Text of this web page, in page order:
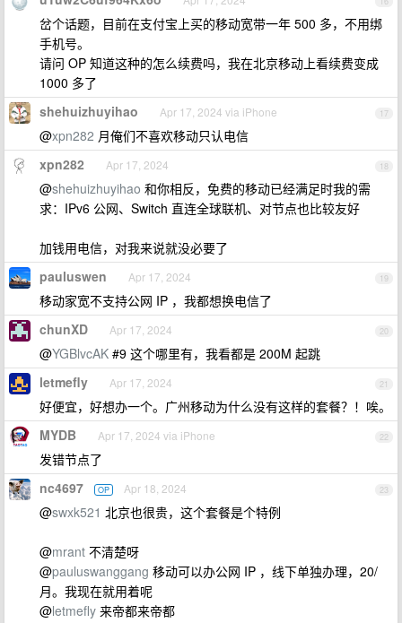
岔个话题，目前在支付宝上买的移动宽带一年 500 多，不用绑
手机号。
请问 OP 知道这种的怎么续费吗，我在北京移动上看续费变成
1000 多了
17
shehuizhuyihao Apr 17, 2024 via iPhone
@xpn282 月俺们不喜欢移动只认电信
18
xpn282 Apr 17, 2024
@shehuizhuyihao 和你相反，免费的移动已经满足时我的需
求：IPv6 公网、Switch 直连全球联机、对节点也比较友好
加钱用电信，对我来说就没必要了
19
pauluswen Apr 17, 2024
移动家宽不支持公网 IP ，我都想换电信了
20
chunXD Apr 17, 2024
@YGBlvcAK #9 这个哪里有，我看都是 200M 起跳
21
letmefly Apr 17, 2024
好便宜，好想办一个。广州移动为什么没有这样的套餐？！唉。
22
MYDB Apr 17, 2024 via iPhone
发错节点了
23
nc4697 OP Apr 18, 2024
@swxk521 北京也很贵，这个套餐是个特例
@mrant 不清楚呀
@pauluswanggang 移动可以办公网 IP ，线下单独办理，20/
月。我现在就用着呢
@letmefly 来帝都来帝都